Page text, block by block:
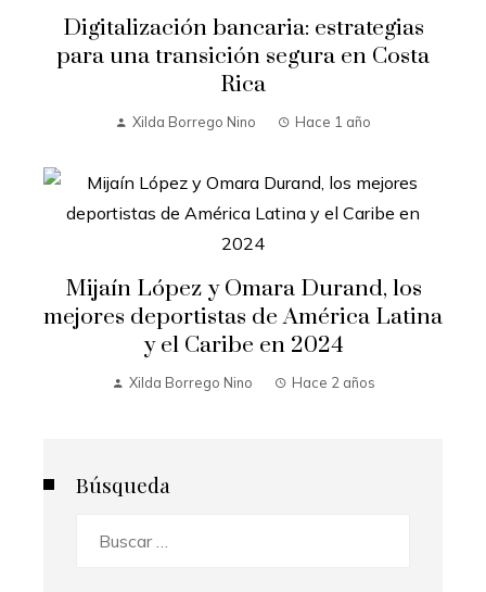
Digitalización bancaria: estrategias
para una transición segura en Costa
Rica
Xilda Borrego Nino Hace 1 año
Mijaín López y Omara Durand, los
mejores deportistas de América Latina
y el Caribe en 2024
Xilda Borrego Nino Hace 2 años
Búsqueda